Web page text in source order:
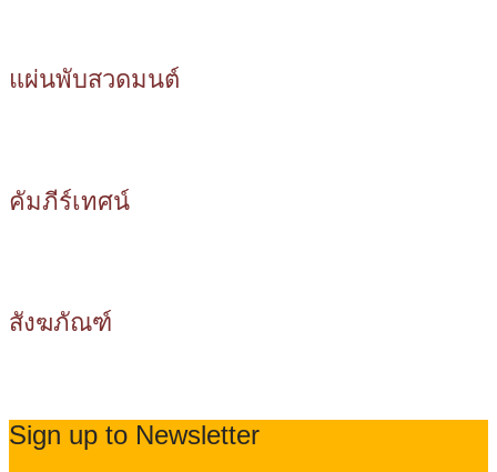
แผ่นพับสวดมนต์
คัมภีร์เทศน์
สังฆภัณฑ์
Sign up to Newsletter